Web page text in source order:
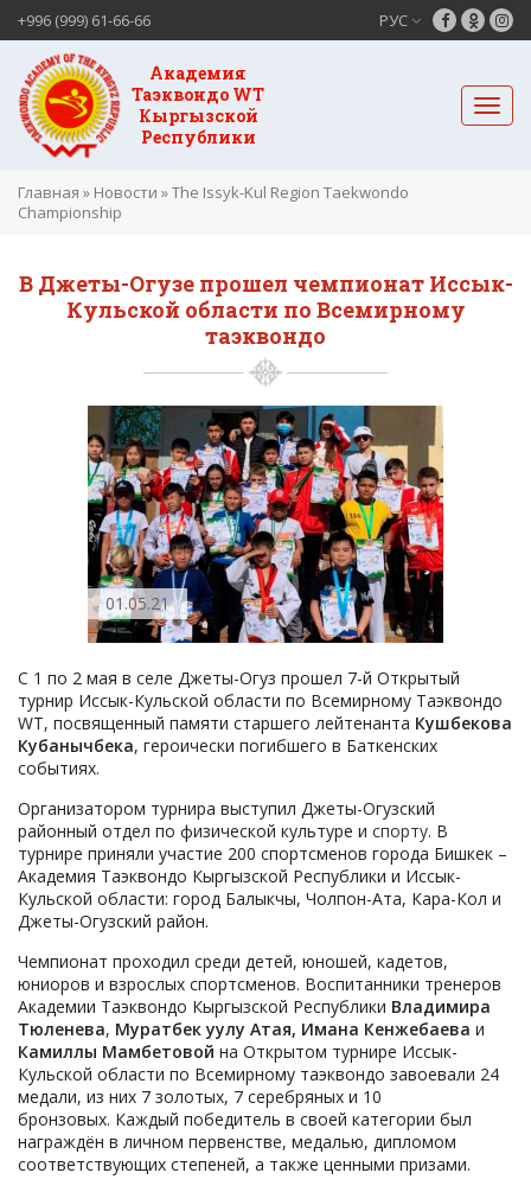
+996 (999) 61-66-66 РУС
Академия
Таэквондо WT
Кыргызской
Республики
Главная » Новости »The Issyk-Kul Region Taekwondo
Championship
В Джеты-Огузе прошел чемпионат Иссык-
Кульской области по Всемирному
таэквондо
01.05.21
С 1 по 2 мая в селе Джеты-Огуз прошел 7-й Открытый
турнир Иссык-Кульской области по Всемирному Таэквондо
WT, посвященный памяти старшего лейтенанта Кушбекова
Кубанычбека, героически погибшего в Баткенских
событиях.
Организатором турнира выступил Джеты-Огузский
районный отдел по физической культуре и спорту. В
турнире приняли участие 200 спортсменов города Бишкек –
Академия Таэквондо Кыргызской Республики и Иссык-
Кульской области: город Балыкчы, Чолпон-Ата, Кара-Кол и
Джеты-Огузский район.
Чемпионат проходил среди детей, юношей, кадетов,
юниоров и взрослых спортсменов. Воспитанники тренеров
Академии Таэквондо Кыргызской Республики Владимира
Тюленева, Муратбек уулу Атая, Имана Кенжебаева и
Камиллы Мамбетовой на Открытом турнире Иссык-
Кульской области по Всемирному таэквондо завоевали 24
медали, из них 7 золотых, 7 серебряных и 10
бронзовых. Каждый победитель в своей категории был
награждён в личном первенстве, медалью, дипломом
соответствующих степеней, а также ценными призами.